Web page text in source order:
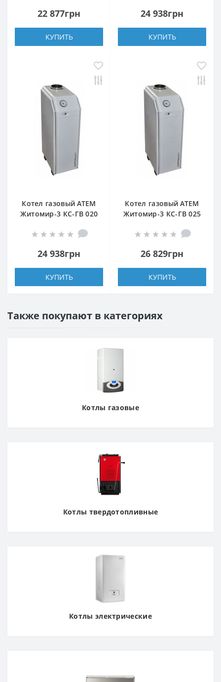
22 877грн
КУПИТЬ
24 938грн
КУПИТЬ
Котел газовый АТЕМ
Житомир-3 КС-ГВ 020
24 938грн
КУПИТЬ
Котел газовый АТЕМ
Житомир-3 КС-ГВ 025
26 829грн
КУПИТЬ
Также покупают в категориях
Котлы газовые
Котлы твердотопливные
Котлы электрические